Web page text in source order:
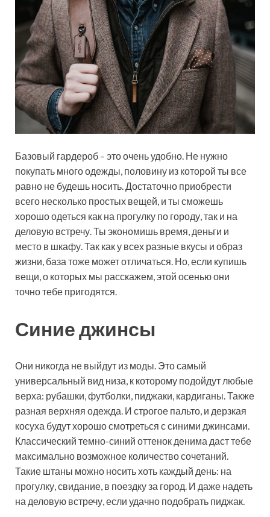
Базовый гардероб – это очень удобно. Не нужно
покупать много одежды, половину из которой ты все
равно не будешь носить. Достаточно приобрести
всего несколько простых вещей, и ты сможешь
хорошо одеться как на прогулку по городу, так и на
деловую встречу. Ты экономишь время, деньги и
место в шкафу. Так как у всех разные вкусы и образ
жизни, база тоже может отличаться. Но, если купишь
вещи, о которых мы расскажем, этой осенью они
точно тебе пригодятся.
Синие джинсы
Они никогда не выйдут из моды. Это самый
универсальный вид низа, к которому подойдут любые
верха: рубашки, футболки, пиджаки, кардиганы. Также
разная верхняя одежда. И строгое пальто, и дерзкая
косуха будут хорошо смотреться с синими джинсами.
Классический темно-синий оттенок денима даст тебе
максимально возможное количество сочетаний.
Такие штаны можно носить хоть каждый день: на
прогулку, свидание, в поездку за город. И даже надеть
на деловую встречу, если удачно подобрать пиджак.